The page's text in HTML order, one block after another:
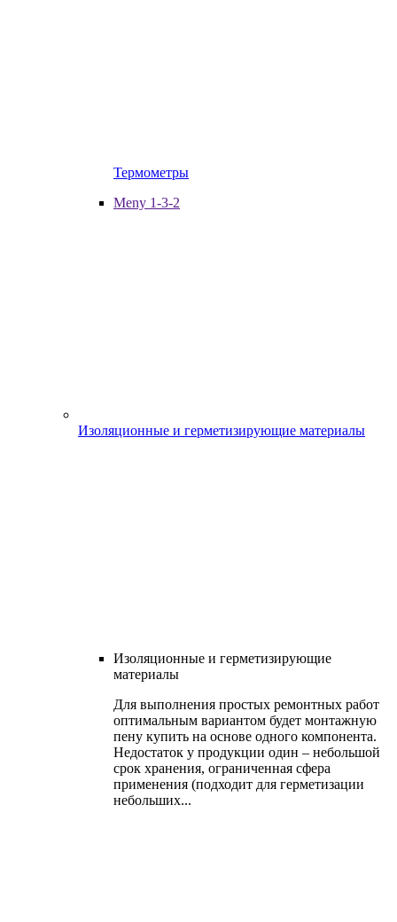
Термометры
Meny 1-3-2
Изоляционные и герметизирующие материалы
Изоляционные и герметизирующие
материалы
Для выполнения простых ремонтных работ
оптимальным вариантом будет монтажную
пену купить на основе одного компонента.
Недостаток у продукции один – небольшой
срок хранения, ограниченная сфера
применения (подходит для герметизации
небольших...